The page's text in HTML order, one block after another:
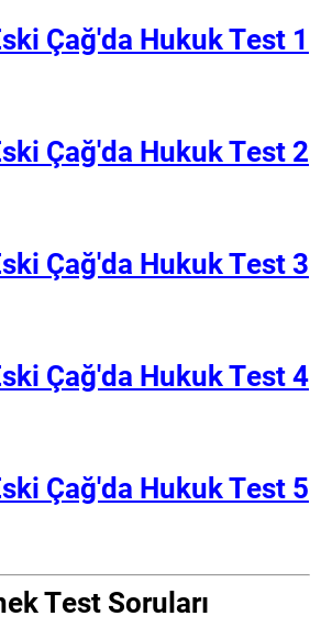
Çağ'da Hukuk Test 1
Çağ'da Hukuk Test 2
Çağ'da Hukuk Test 3
Çağ'da Hukuk Test 4
Çağ'da Hukuk Test 5
Test Soruları